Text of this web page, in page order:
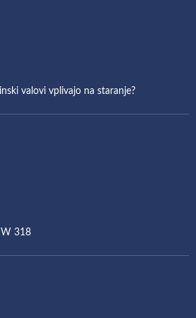
valovi vplivajo na staranje?
318